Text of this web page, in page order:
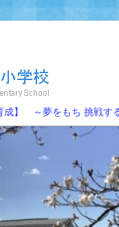
夢をもち 挑戦する